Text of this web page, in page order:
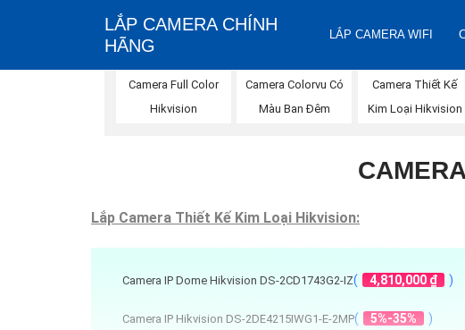
LẮP CAMERA CHÍNH
HÃNG
LẮP CAMERA WIFI
Camera Full Color
Hikvision
Camera Colorvu Có
Màu Ban Đêm
Camera Thiết Kế
Kim Loại Hikvision
Lắp Camera Thiết Kế Kim Loại Hikvision:
Camera IP Dome Hikvision DS-2CD1743G2-IZ( 4,810,000 ₫ )
Camera IP Hikvision DS-2DE4215IWG1-E-2MP( 5%-35% )